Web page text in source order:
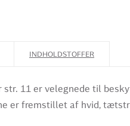
INDHOLDSTOFFER
11 er velegnede til
er fremstillet af hvid,